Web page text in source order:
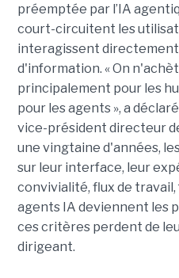
préemptée par l’IA
court-circuitent les
interagissent directement
d'information. « On
principalement pour les
pour les agents », a
vice-président directeur
une vingtaine d'années,
sur leur interface, leur
convivialité, flux de
agents IA deviennent les
ces critères perdent de
dirigeant.